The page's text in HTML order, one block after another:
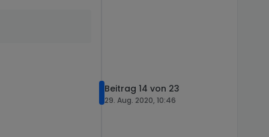
Beitrag 14 von 23
29. Aug. 2020, 10:46